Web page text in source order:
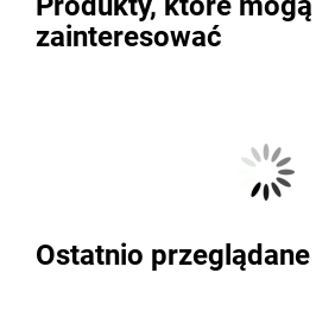
zainteresować
Ostatnio